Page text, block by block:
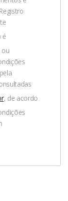
E
seu acesso
de nossos
e seja
é
ou
, de acordo